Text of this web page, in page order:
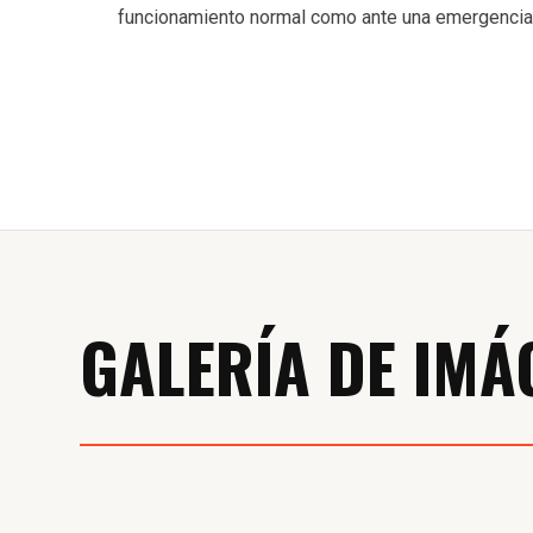
funcionamiento normal como ante una
GALERÍA DE